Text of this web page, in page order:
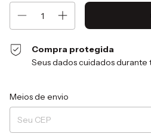
Compra protegida
Seus dados cuidados durante
Entregas para o CEP:
Meios de envio